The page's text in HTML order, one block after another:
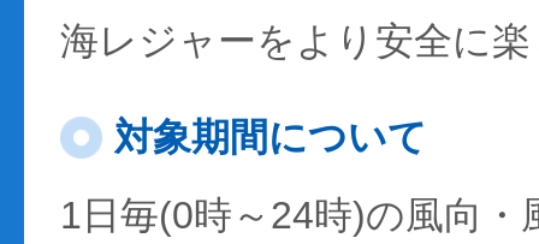
海レジャーをより安全に
対象期間について
1日毎(0時～24時)の風向・